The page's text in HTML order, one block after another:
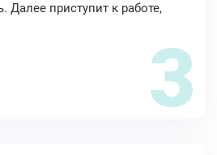
Далее приступит к работе,
3